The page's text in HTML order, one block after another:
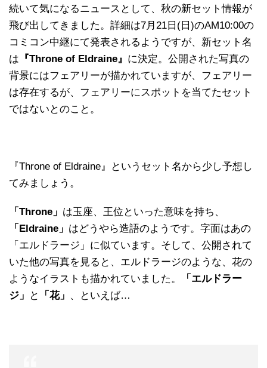
続いて気になるニュースとして、秋の新セット情報が
飛び出してきました。詳細は7月21日(日)のAM10:00の
コミコン中継にて発表されるようですが、新セット名
は 『Throne of Eldraine』 に決定。公開された写真の
背景にはフェアリーが描かれていますが、フェアリー
は存在するが、フェアリーにスポットを当てたセット
ではないとのこと。
『Throne of Eldraine』というセット名から少し予想し
てみましょう。
「Throne」 は玉座、王位といった意味を持ち、
「Eldraine」 はどうやら造語のようです。字面はあの
「エルドラージ」に似ています。そして、公開されて
いた他の写真を見ると、エルドラージのような、花の
ようなイラストも描かれていました。
「エルドラー
ジ」
と 「花」 、といえば…